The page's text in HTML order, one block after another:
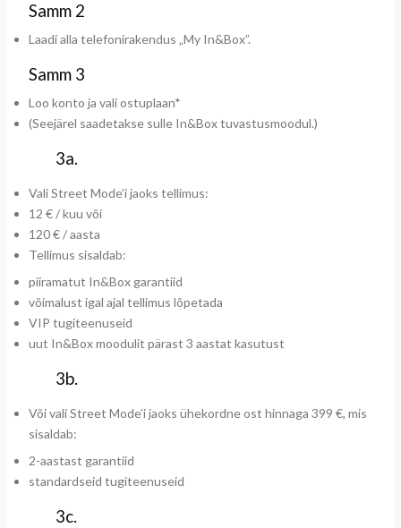
Samm 2
Laadi alla telefonirakendus „My In&Box”.
Samm 3
Loo konto ja vali ostuplaan*
(Seejärel saadetakse sulle In&Box tuvastusmoodul.)
3a.
Vali Street Mode’i jaoks tellimus:
12 € / kuu või
120 € / aasta
Tellimus sisaldab:
piiramatut In&Box garantiid
võimalust igal ajal tellimus lõpetada
VIP tugiteenuseid
uut In&Box moodulit pärast 3 aastat kasutust
3b.
Või vali Street Mode’i jaoks ühekordne ost hinnaga 399 €, mis
sisaldab:
2-aastast garantiid
standardseid tugiteenuseid
3c.